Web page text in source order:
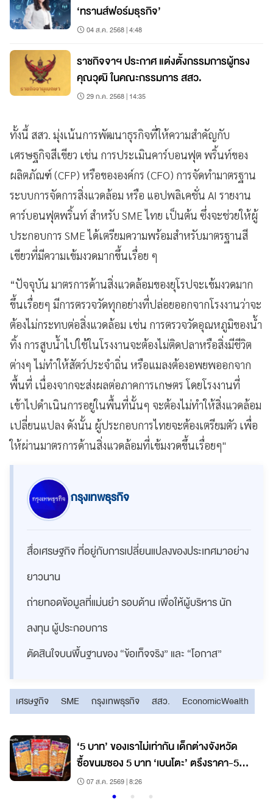
‘ทรานส์ฟอร์มธุรกิจ’
04 ส.ค. 2568 | 4:48
ราชกิจจาฯ ประกาศ แต่งตั้งกรรมการผู้ทรง
คุณวุฒิ ในคณะกรรมการ สสว.
29 ก.ค. 2568 | 14:35
ทั้งนี้ สสว. มุ่งเน้นการพัฒนาธุรกิจที่ให้ความสำคัญกับ
เศรษฐกิจสีเขียว เช่น การประเมินคาร์บอนฟุต พริ้นท์ของ
ผลิตภัณฑ์ (CFP) หรือขององค์กร (CFO) การจัดทำมาตรฐาน
ระบบการจัดการสิ่งแวดล้อม หรือ แอปพลิเคชั่น AI รายงาน
คาร์บอนฟุตพริ้นท์ สำหรับ SME ไทย เป็นต้น ซึ่งจะช่วยให้ผู้
ประกอบการ SME ได้เตรียมความพร้อมสำหรับมาตรฐานสี
เขียวที่มีความเข้มงวดมากขึ้นเรื่อย ๆ
“ปัจจุบัน มาตรการด้านสิ่งแวดล้อมของยุโรปจะเข้มงวดมาก
ขึ้นเรื่อยๆ มีการตรวจวัดทุกอย่างที่ปล่อยออกจากโรงงานว่าจะ
ต้องไม่กระทบต่อสิ่งแวดล้อม เช่น การตรวจวัดอุณหภูมิของน้ำ
ทิ้ง การสูบน้ำไปใช้ในโรงงานจะต้องไม่ติดปลาหรือสิ่งมีชีวิต
ต่างๆ ไม่ทำให้สัตว์ประจำถิ่น หรือแมลงต้องอพยพออกจาก
พื้นที่ เนื่องจากจะส่งผลต่อภาคการเกษตร โดยโรงงานที่
เข้าไปดำเนินการอยู่ในพื้นที่นั้นๆ จะต้องไม่ทำให้สิ่งแวดล้อม
เปลี่ยนแปลง ดังนั้น ผู้ประกอบการไทยจะต้องเตรียมตัว เพื่อ
ให้ผ่านมาตรการด้านสิ่งแวดล้อมที่เข้มงวดขึ้นเรื่อยๆ"
กรุงเทพธุรกิจ
สื่อเศรษฐกิจ ที่อยู่กับการเปลี่ยนแปลงของประเทศมาอย่าง
ยาวนาน
ถ่ายทอดข้อมูลที่แม่นยำ รอบด้าน เพื่อให้ผู้บริหาร นัก
ลงทุน ผู้ประกอบการ
ตัดสินใจบนพื้นฐานของ “ข้อเท็จจริง” และ “โอกาส”
เศรษฐกิจ SME กรุงเทพธุรกิจ สสว. EconomicWealth
‘5 บาท’ ของเราไม่เท่ากัน เด็กต่างจังหวัด
ซื้อขนมซอง 5 บาท ‘เบนโตะ’ ตรึงราคา-50
สตางค์ก็ขึ้นไม่ได้
07 ส.ค. 2569 | 8:26